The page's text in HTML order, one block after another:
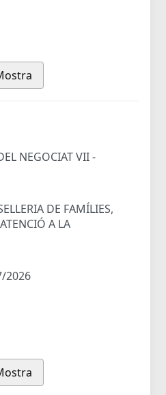
NEGOCIAT VII -
DE FAMÍLIES,
A LA
2026